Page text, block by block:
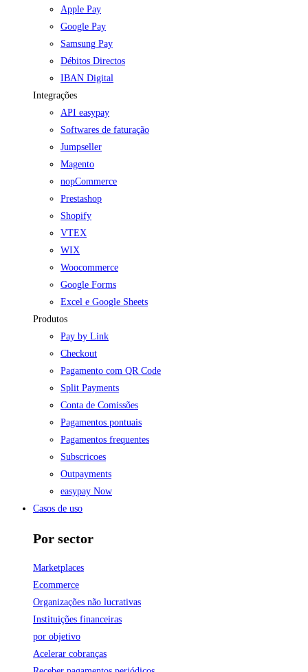
Apple Pay
Google Pay
Samsung Pay
Débitos Directos
IBAN Digital
Integrações
API easypay
Softwares de faturação
Jumpseller
Magento
nopCommerce
Prestashop
Shopify
VTEX
WIX
Woocommerce
Google Forms
Excel e Google Sheets
Produtos
Pay by Link
Checkout
Pagamento com QR Code
Split Payments
Conta de Comissões
Pagamentos pontuais
Pagamentos frequentes
Subscricoes
Outpayments
easypay Now
Casos de uso
Por sector
Marketplaces
Ecommerce
Organizações não lucrativas
Instituições financeiras
por objetivo
Acelerar cobranças